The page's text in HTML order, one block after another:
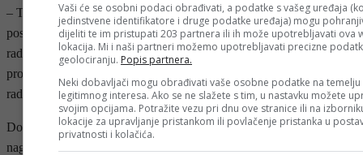
– To se dešava na području gdje je i entitet RS i Federacija BiH, ali
posebno Brčko distrikt BiH. Završetkom tog projekta mogli bismo
raditi intervencije na plovnom koritu rijeke Save, što bi moglo
proširiti poslovanje luke u Brčkom, naše jedine luke, za do 30 posto
radnih dana u godini – rekao je Forto.
Dodao je da projekat nije senzacionalna tema, ali da je riječ o
nagomilanim problemima koji su dugo čekali rješenje.
Vaši će se osobni podaci obrađivati, a podatke s vašeg uređaja
jedinstvene identifikatore i druge podatke uređaja) mogu
dijeliti te im pristupati 203 partnera ili ih može upotrebljavati ova
lokacija. Mi i naši partneri možemo upotrebljavati precizne
geolociranju. Popis partnera.
Neki dobavljači mogu obrađivati vaše osobne podatke na temelju
legitimnog interesa. Ako se ne slažete s tim, u nastavku možete
svojim opcijama. Potražite vezu pri dnu ove stranice ili na
lokacije za upravljanje pristankom ili povlačenje pristanka u
privatnosti i kolačića.